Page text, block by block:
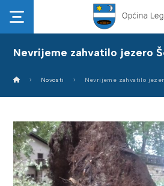
Nevrijeme zahvatilo jezero
Novosti Nevrijeme zahvatilo